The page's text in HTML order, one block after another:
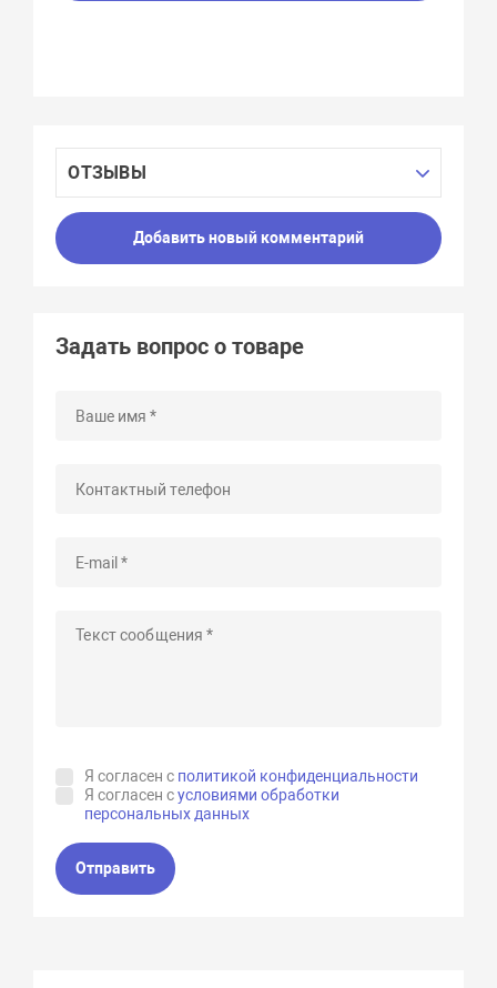
ОТЗЫВЫ
Добавить новый комментарий
Задать вопрос о товаре
Я согласен с политикой конфиденциальности
Я согласен сусловиями обработки
персональных данных
Отправить